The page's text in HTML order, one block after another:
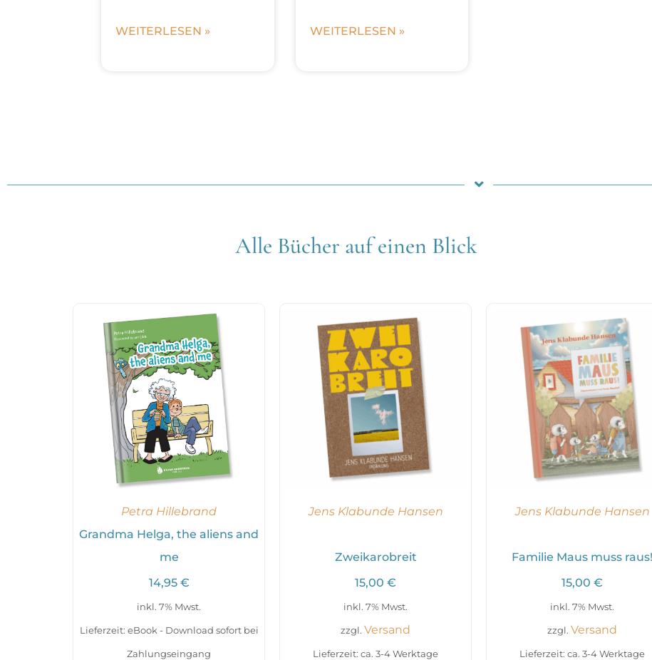
WEITERLESEN » WEITERLESEN »
Alle Bücher auf einen Blick
Petra Hillebrand
Grandma Helga, the aliens and
me
14,95 €
inkl. 7% Mwst.
Lieferzeit: eBook - Download sofort bei
Zahlungseingang
Jens Klabunde Hansen
Zweikarobreit
15,00 €
inkl. 7% Mwst.
zzgl. Versand
Lieferzeit: ca. 3-4 Werktage
Jens Klabunde Hansen
Familie Maus muss raus!
15,00 €
inkl. 7% Mwst.
zzgl. Versand
Lieferzeit: ca. 3-4 Werktage